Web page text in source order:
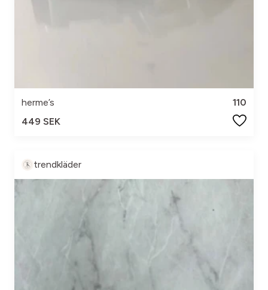
herme’s
110
449 SEK
trendkläder